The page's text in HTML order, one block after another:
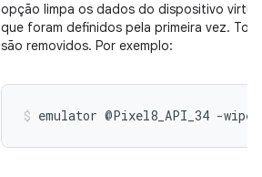
opção limpa os dados do dispositivo
que foram definidos pela primeira vez.
são removidos. Por exemplo:
emulator @Pixel8_API_34 -